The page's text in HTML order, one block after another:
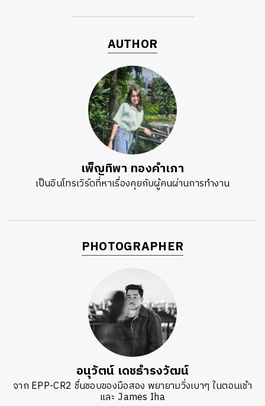
AUTHOR
เพ็ญทิพา ทองคำเภา
เป็นอินโทรเวิร์ดที่หาเรื่องคุยกับผู้คนผ่านการทำงาน
PHOTOGRAPHER
อนุวัตน์ เดชธำรงวัฒน์
จาก EPP-CR2 ชื่นชอบของมือสอง พยายามวิ่งเบาๆ ในตอนเช้า
และ James Iha